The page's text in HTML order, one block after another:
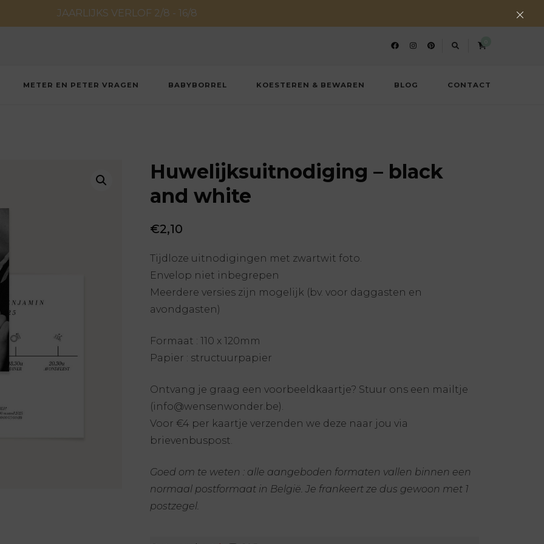
JAARLIJKS VERLOF 2/8 - 16/8
METER EN PETER VRAGEN BABYBORREL KOESTEREN & BEWAREN BLOG CONTACT
Huwelijksuitnodiging – black
and white
€2,10
Tijdloze uitnodigingen met zwartwit foto.
Envelop niet inbegrepen
Meerdere versies zijn mogelijk (bv. voor daggasten en
avondgasten)
Formaat : 110 x 120mm
Papier : structuurpapier
Ontvang je graag een voorbeeldkaartje? Stuur ons een mailtje
(info@wensenwonder.be).
Voor €4 per kaartje verzenden we deze naar jou via
brievenbuspost.
Goed om te weten : alle aangeboden formaten vallen binnen een
normaal postformaat in België. Je frankeert ze dus gewoon met 1
postzegel.